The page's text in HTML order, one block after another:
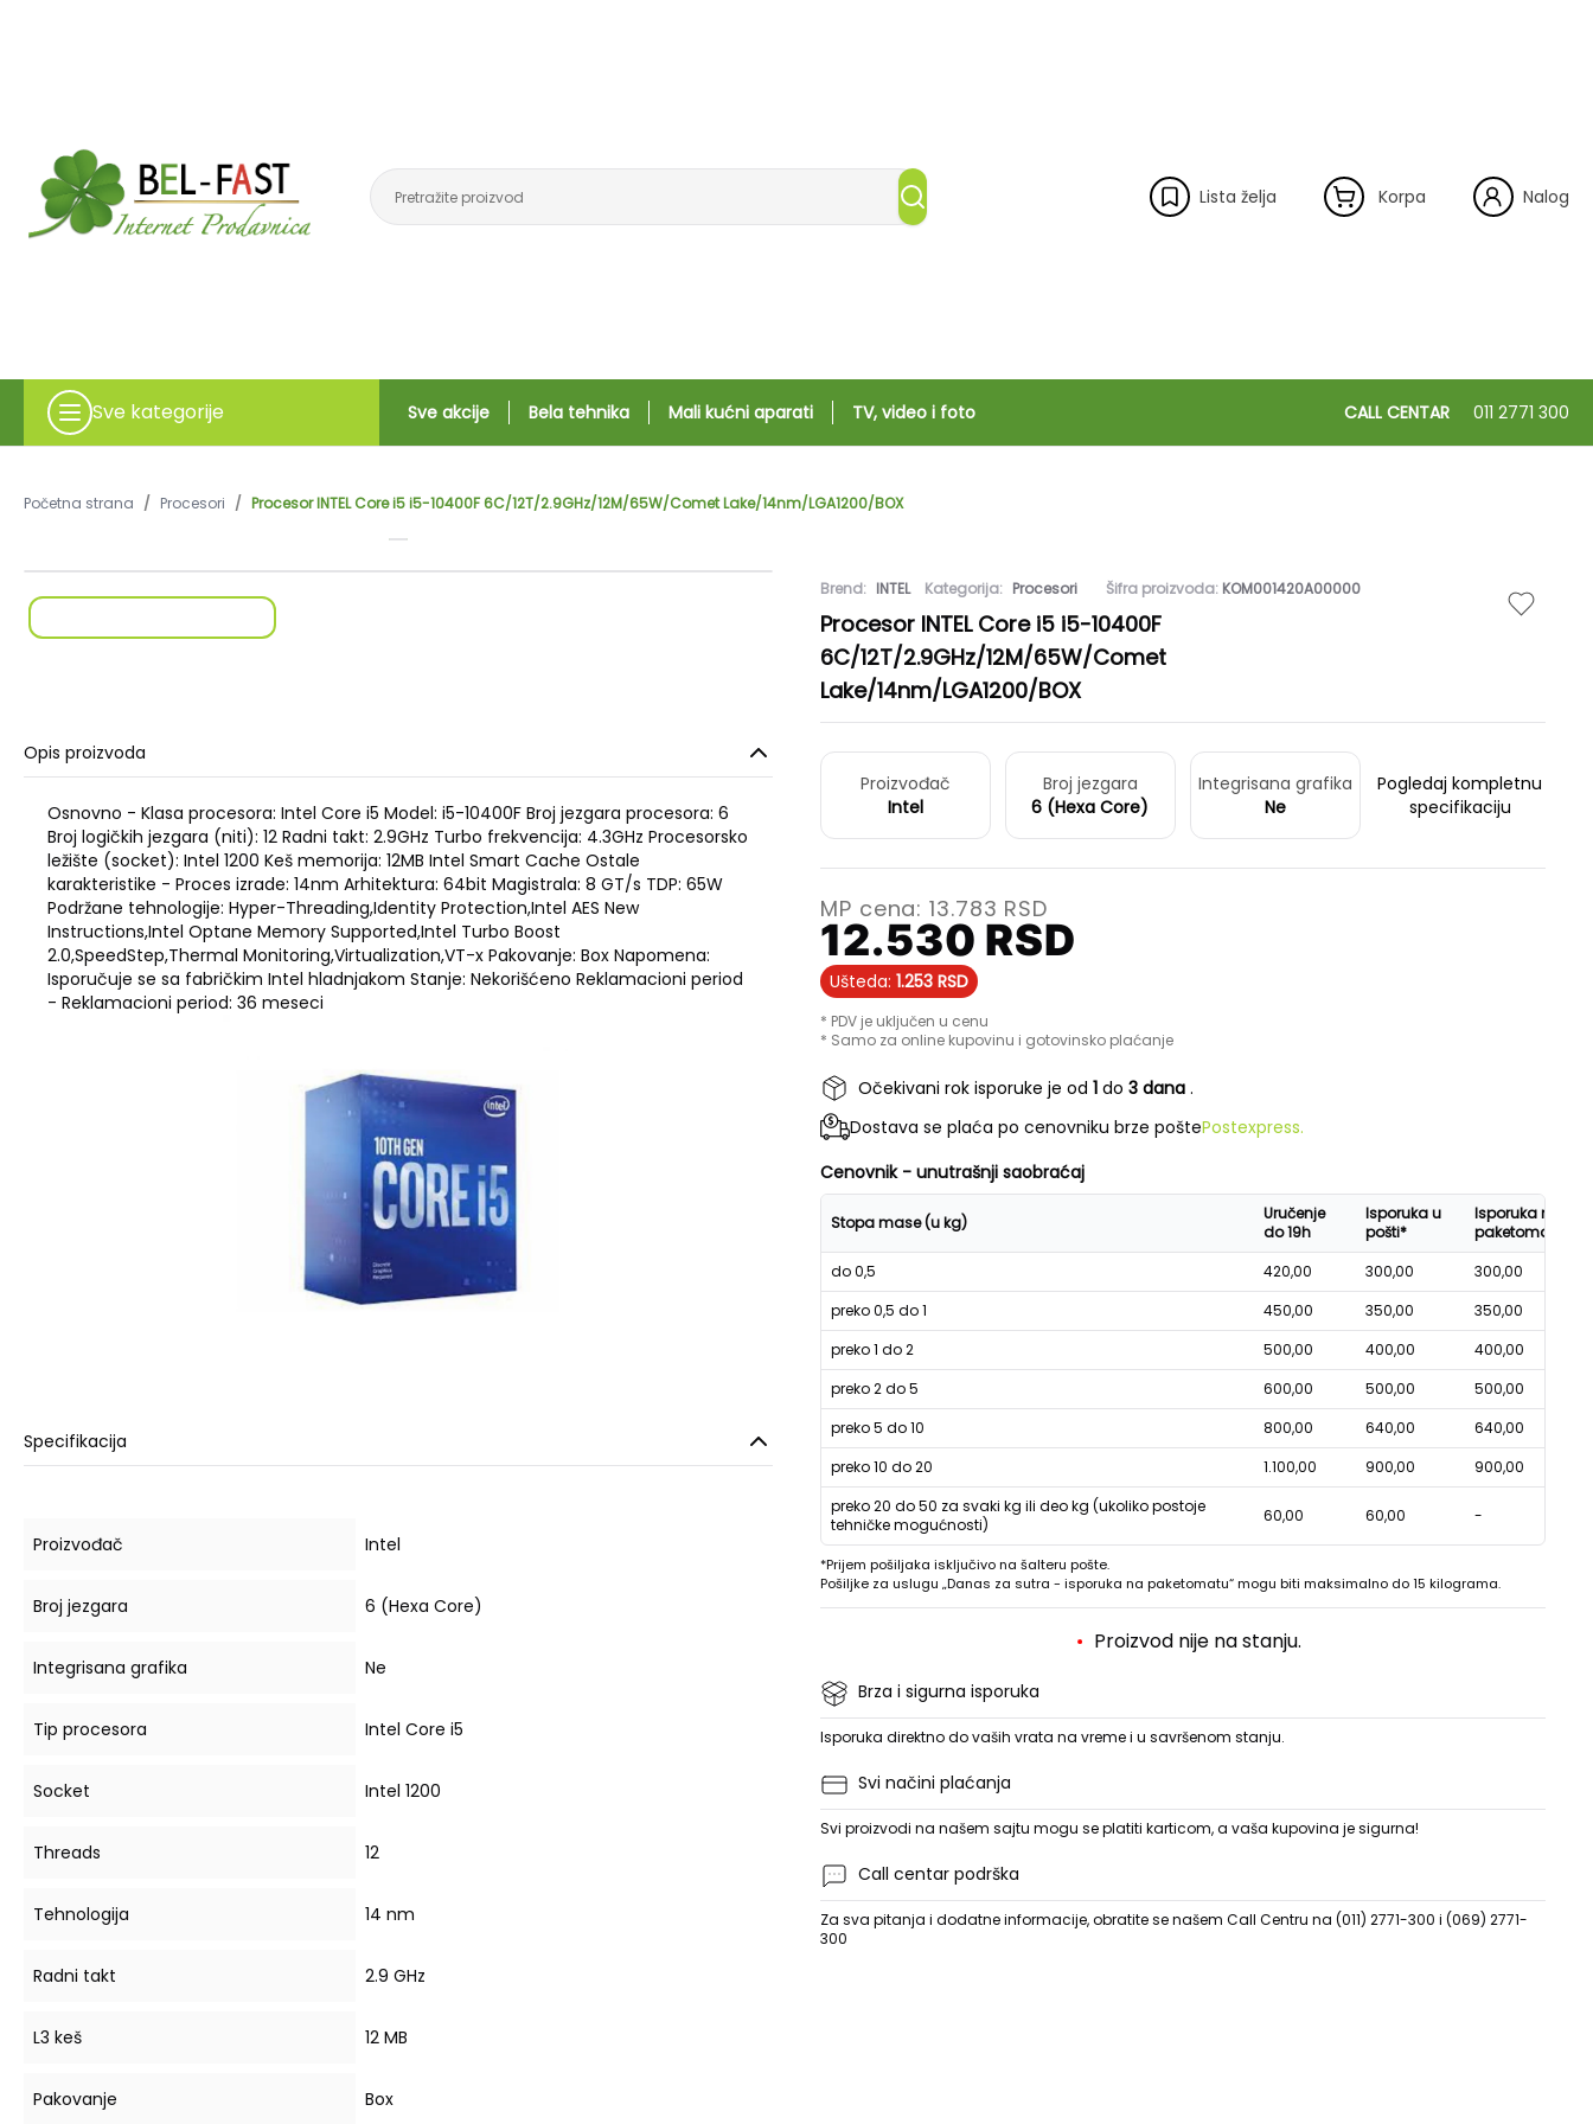
Lista želja Korpa Nalog
Sve kategorije Sve akcije Bela tehnika Mali kućni aparati TV, video i foto CALL CENTAR 011 2771 300
Početna strana / Procesori / Procesor INTEL Core i5 i5-10400F 6C/12T/2.9GHz/12M/65W/Comet Lake/14nm/LGA1200/BOX
Opis proizvoda
Osnovno - Klasa procesora: Intel Core i5 Model: i5-10400F Broj jezgara procesora: 6
Broj logičkih jezgara (niti): 12 Radni takt: 2.9GHz Turbo frekvencija: 4.3GHz Procesorsko
ležište (socket): Intel 1200 Keš memorija: 12MB Intel Smart Cache Ostale
karakteristike - Proces izrade: 14nm Arhitektura: 64bit Magistrala: 8 GT/s TDP: 65W
Podržane tehnologije: Hyper-Threading,Identity Protection,Intel AES New
Instructions,Intel Optane Memory Supported,Intel Turbo Boost
2.0,SpeedStep,Thermal Monitoring,Virtualization,VT-x Pakovanje: Box Napomena:
Isporučuje se sa fabričkim Intel hladnjakom Stanje: Nekorišćeno Reklamacioni period
- Reklamacioni period: 36 meseci
Specifikacija
Proizvođač Intel
Broj jezgara 6 (Hexa Core)
Integrisana grafika Ne
Tip procesora Intel Core i5
Socket Intel 1200
Threads 12
Tehnologija 14 nm
Radni takt 2.9 GHz
L3 keš 12 MB
Pakovanje Box
Brend: INTEL Kategorija: Procesori Šifra proizvoda: KOM001420A00000
Procesor INTEL Core i5 i5-10400F
6C/12T/2.9GHz/12M/65W/Comet
Lake/14nm/LGA1200/BOX
Proizvođač
Intel
Broj jezgara
6 (Hexa Core)
Integrisana grafika
Ne
Pogledaj kompletnu
specifikaciju
MP cena:13.783 RSD
12.530 RSD
Ušteda: 1.253 RSD
* PDV je uključen u cenu
* Samo za online kupovinu i gotovinsko plaćanje
Očekivani rok isporuke je od 1 do 3 dana .
Dostava se plaća po cenovniku brze poštePostexpress.
Cenovnik - unutrašnji saobraćaj
Stopa mase (u kg)
Uručenje
do 19h
Isporuka u
pošti*
Isporuka na
paketomatu*
do 0,5
420,00 300,00
300,00
preko 0,5 do 1
450,00 350,00
350,00
preko 1 do 2
500,00 400,00
400,00
preko 2 do 5
600,00 500,00
500,00
preko 5 do 10
800,00 640,00
640,00
preko 10 do 20
1.100,00 900,00
900,00
preko 20 do 50 za svaki kg ili deo kg (ukoliko postoje
tehničke mogućnosti)
60,00 60,00 -
*Prijem pošiljaka isključivo na šalteru pošte.
Pošiljke za uslugu „Danas za sutra - isporuka na paketomatu“ mogu biti maksimalno do 15 kilograma.
Proizvod nije na stanju.
Brza i sigurna isporuka
Isporuka direktno do vaših vrata na vreme i u savršenom stanju.
Svi načini plaćanja
Svi proizvodi na našem sajtu mogu se platiti karticom, a vaša kupovina je sigurna!
Call centar podrška
Za sva pitanja i dodatne informacije, obratite se našem Call Centru na (011) 2771-300 i (069) 2771-
300